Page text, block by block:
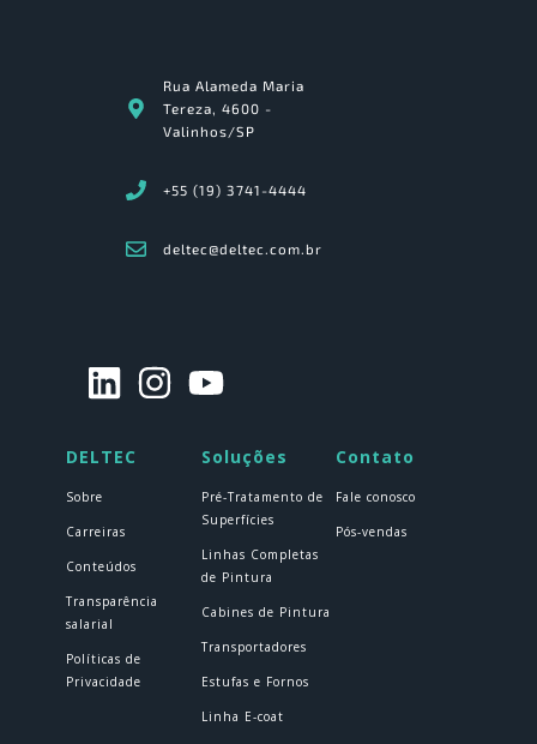
Rua Alameda Maria
Tereza, 4600 -
Valinhos/SP
+55 (19) 3741-4444
deltec@deltec.com.br
DELTEC Soluções Contato
Sobre
Carreiras
Conteúdos
Transparência
salarial
Políticas de
Privacidade
Pré-Tratamento de
Superfícies
Linhas Completas
de Pintura
Cabines de Pintura
Transportadores
Estufas e Fornos
Linha E-coat
Fale conosco
Pós-vendas